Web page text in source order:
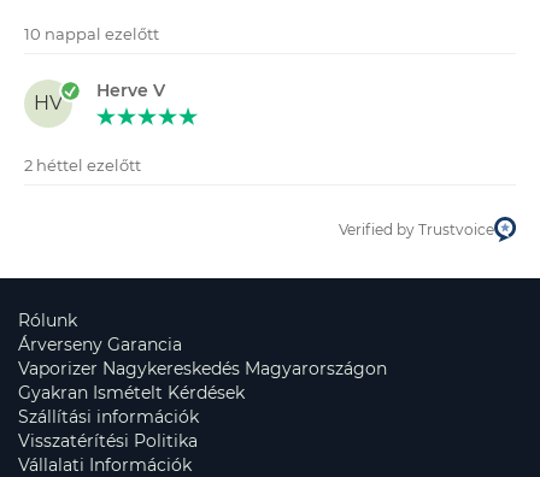
10 nappal ezelőtt
HV
Herve V
2 héttel ezelőtt
Verified by Trustvoice
Rólunk
Árverseny Garancia
Vaporizer Nagykereskedés Magyarországon
Gyakran Ismételt Kérdések
Szállítási információk
Visszatérítési Politika
Vállalati Információk